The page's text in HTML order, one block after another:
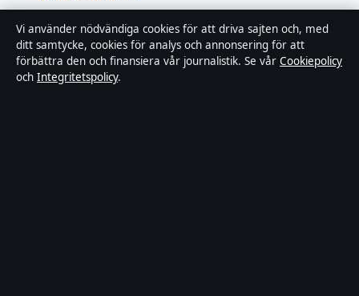
Redaktionell policy
Rättelsepolicy
Vi använder nödvändiga cookies för att driva sajten och, med
ditt samtycke, cookies för analys och annonsering för att
förbättra den och finansiera vår journalistik. Se vår Cookiepolicy
och Integritetspolicy.